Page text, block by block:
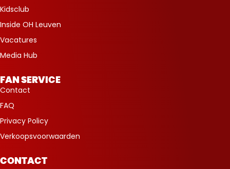
Kidsclub
Inside OH Leuven
Vacatures
Media Hub
FAN SERVICE
Contact
FAQ
Privacy Policy
Verkoopsvoorwaarden
CONTACT